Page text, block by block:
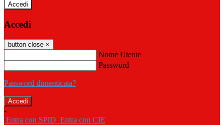
Accedi
Accedi
button close ×
Nome Utente
Password
Password dimenticata?
-
Entra con SPID Entra con CIE